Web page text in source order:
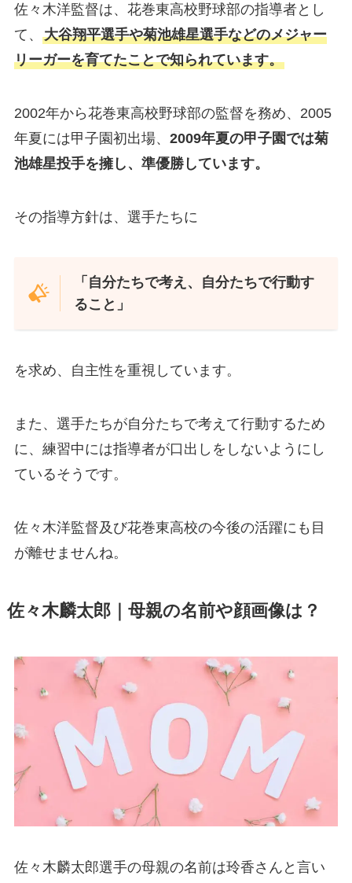
佐々木洋監督は、花巻東高校野球部の指導者とし
て、 大谷翔平選手や菊池雄星選手などのメジャー
リーガーを育てたことで知られています。
2002年から花巻東高校野球部の監督を務め、2005
年夏には甲子園初出場、 2009年夏の甲子園では菊
池雄星投手を擁し、準優勝しています。
その指導方針は、選手たちに
「自分たちで考え、自分たちで行動す
ること」
を求め、自主性を重視しています。
また、選手たちが自分たちで考えて行動するため
に、練習中には指導者が口出しをしないようにし
ているそうです。
佐々木洋監督及び花巻東高校の今後の活躍にも目
が離せませんね。
佐々木麟太郎｜母親の名前や顔画像は？
佐々木麟太郎選手の母親の名前は玲香さんと言い